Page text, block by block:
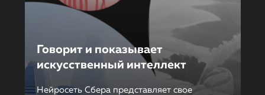
Говорит и показывает
искусственный интеллект
Нейросеть Сбера представляет свое